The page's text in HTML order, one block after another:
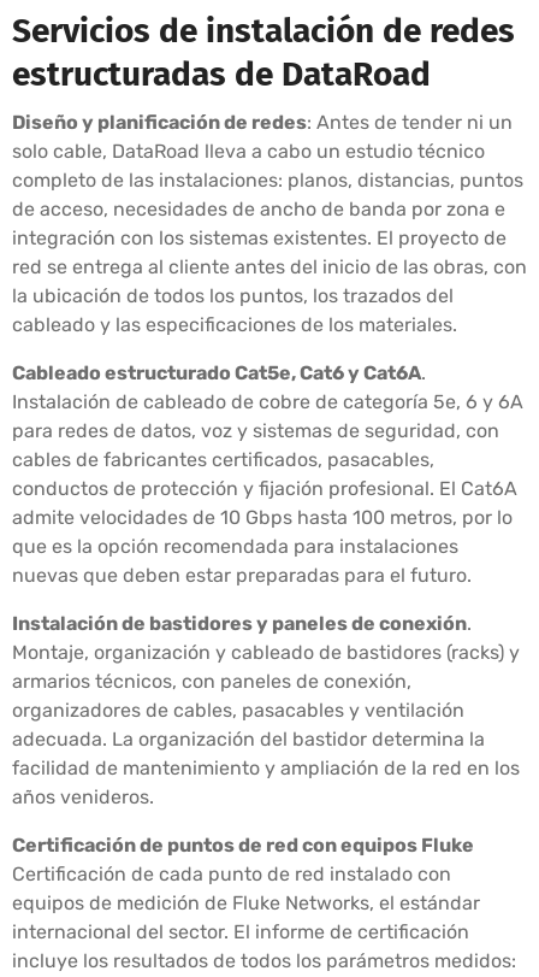
Servicios de instalación de redes
estructuradas de DataRoad
Diseño y planificación de redes: Antes de tender ni un
solo cable, DataRoad lleva a cabo un estudio técnico
completo de las instalaciones: planos, distancias, puntos
de acceso, necesidades de ancho de banda por zona e
integración con los sistemas existentes. El proyecto de
red se entrega al cliente antes del inicio de las obras, con
la ubicación de todos los puntos, los trazados del
cableado y las especificaciones de los materiales.
Cableado estructurado Cat5e, Cat6 y Cat6A.
Instalación de cableado de cobre de categoría 5e, 6 y 6A
para redes de datos, voz y sistemas de seguridad, con
cables de fabricantes certificados, pasacables,
conductos de protección y fijación profesional. El Cat6A
admite velocidades de 10 Gbps hasta 100 metros, por lo
que es la opción recomendada para instalaciones
nuevas que deben estar preparadas para el futuro.
Instalación de bastidores y paneles de conexión.
Montaje, organización y cableado de bastidores (racks) y
armarios técnicos, con paneles de conexión,
organizadores de cables, pasacables y ventilación
adecuada. La organización del bastidor determina la
facilidad de mantenimiento y ampliación de la red en los
años venideros.
Certificación de puntos de red con equipos Fluke
Certificación de cada punto de red instalado con
equipos de medición de Fluke Networks, el estándar
internacional del sector. El informe de certificación
incluye los resultados de todos los parámetros medidos: